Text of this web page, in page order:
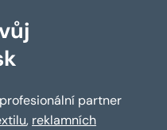
partner
, reklamních